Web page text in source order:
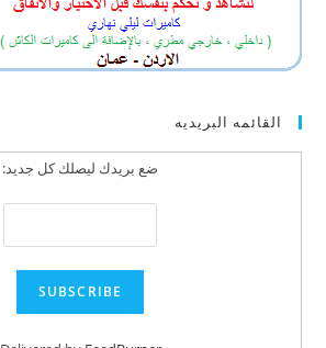
القائمه البريديه
ضع بريدك ليصلك كل جديد: